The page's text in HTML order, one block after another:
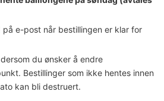
på e-post når bestillingen er klar for
du ønsker å endre
Bestillinger som ikke hentes innen
kan bli destruert.